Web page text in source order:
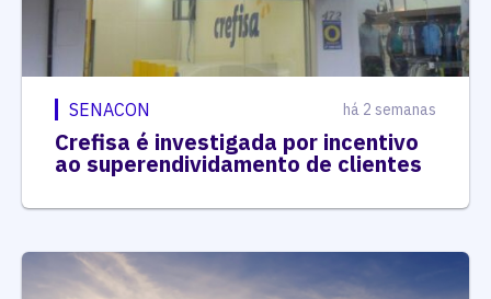
SENACON há 2 semanas
Crefisa é investigada por incentivo
ao superendividamento de clientes